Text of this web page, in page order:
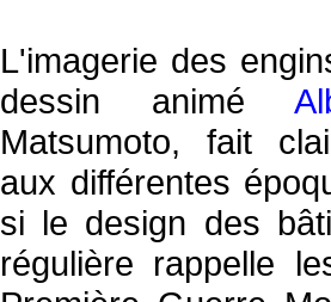
L'imagerie des
dessin animé
Matsumoto, fait
aux différentes
si le design des
régulière rappelle